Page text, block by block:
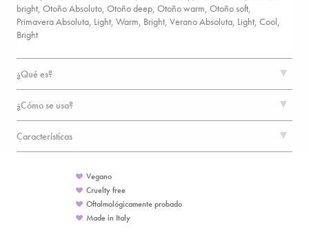
bright, Otoño Absoluto, Otoño deep, Otoño warm, Otoño soft,
Primavera Absoluta, Light, Warm, Bright, Verano Absoluta, Light, Cool,
Bright
¿Qué es?
¿Cómo se usa?
Características
Vegano
Cruelty free
Oftalmológicamente probado
Made in Italy